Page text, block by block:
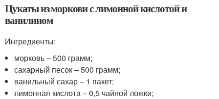
Цукаты из моркови с лимонной кислотой и
ванилином
Ингредиенты:
морковь – 500 грамм;
сахарный песок – 500 грамм;
ванильный сахар – 1 пакет;
лимонная кислота – 0,5 чайной ложки;